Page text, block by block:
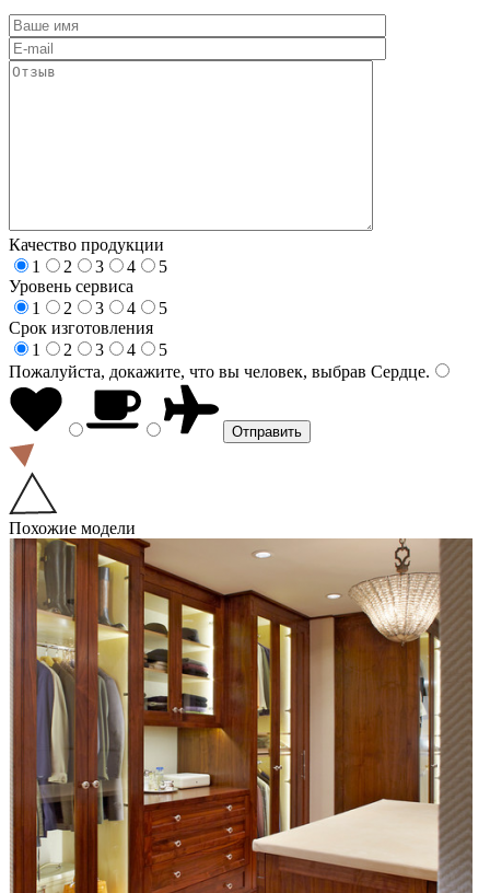
Качество продукции
1
2 3 4
5
Уровень сервиса
1
2 3 4
5
Срок изготовления
1
2 3 4
5
Пожалуйста, докажите, что вы человек, выбрав Сердце.
Похожие модели